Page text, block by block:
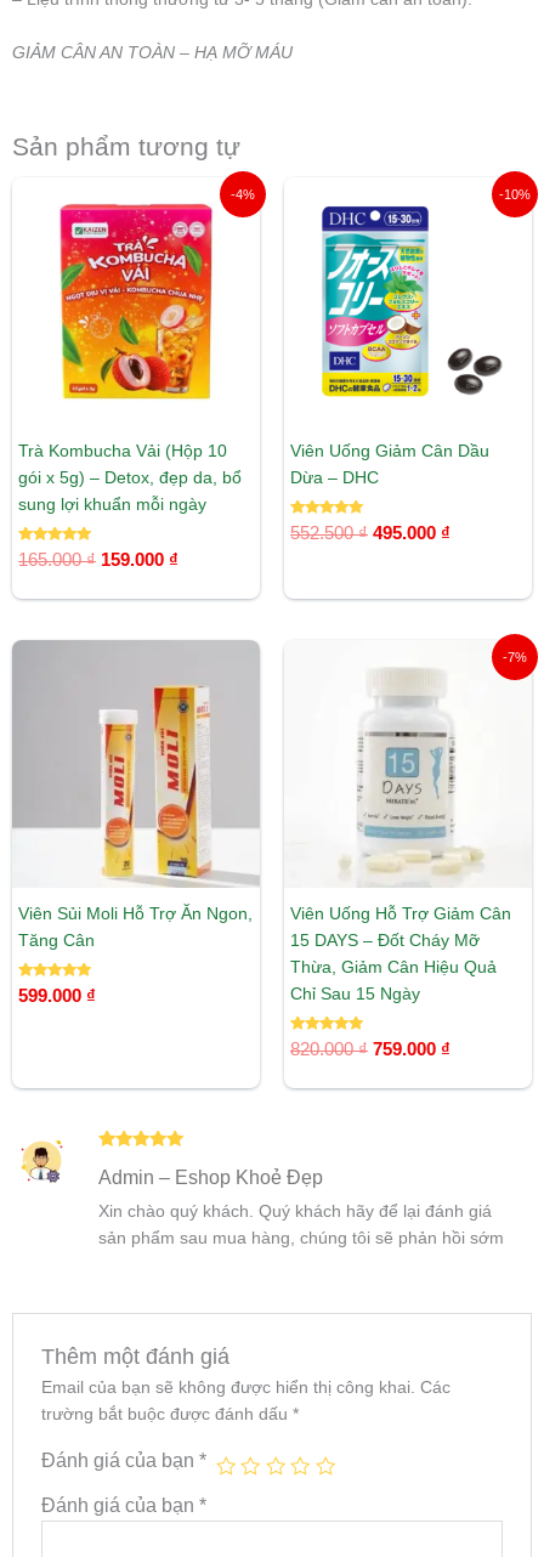
GIẢM CÂN AN TOÀN – HẠ MỠ MÁU
Sản phẩm tương tự
-4%
Trà Kombucha Vải (Hộp 10
gói x 5g) – Detox, đẹp da, bổ
sung lợi khuẩn mỗi ngày
Được xếp
hạng
165.000₫
gốc
là:
165.000 ₫.
159.000 ₫
hiện
tại
là:
159.000 ₫.
-10%
Viên Uống Giảm Cân Dầu
Dừa – DHC
Được xếp
hạng
552.500₫
gốc
là:
552.500 ₫.
495.000 ₫
Viên Sủi Moli Hỗ Trợ Ăn Ngon,
Tăng Cân
Được xếp
hạng
599.000 ₫
-7%
Viên Uống Hỗ Trợ Giảm Cân
15 DAYS – Đốt Cháy Mỡ
Thừa, Giảm Cân Hiệu Quả
Chỉ Sau 15 Ngày
Được xếp
hạng
820.000₫
gốc
là:
759.000 ₫
759.000 ₫.
hạng55
Admin – Eshop Khoẻ Đẹp
Xin chào quý khách. Quý khách hãy để lại đánh giá
sản phẩm sau mua hàng, chúng tôi sẽ phản hồi sớm
Thêm một đánh giá
Email của bạn sẽ không được hiển thị công khai. Các
trường bắt buộc được đánh dấu *
Đánh giá của bạn *
Đánh giá của bạn *